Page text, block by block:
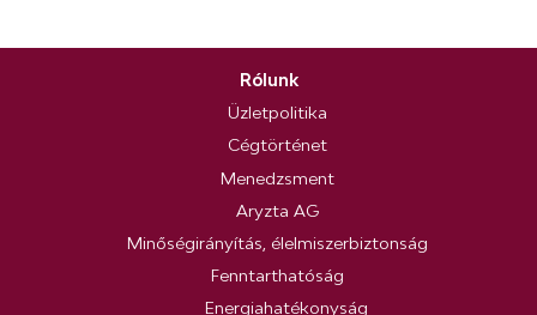
Rólunk
Üzletpolitika
Cégtörténet
Menedzsment
Aryzta AG
Minőségirányítás, élelmiszerbiztonság
Fenntarthatóság
Energiahatékonyság